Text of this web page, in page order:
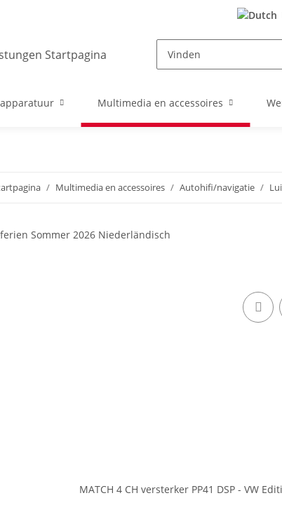
apparatuur Multimedia en accessoires
Multimedia en accessoires Autohifi/navigatie